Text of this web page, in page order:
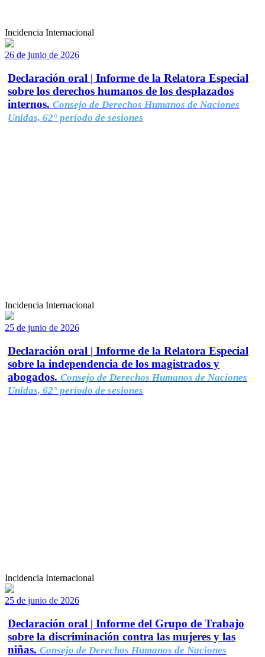
Incidencia Internacional
26 de junio de 2026
Declaración oral | Informe de la Relatora Especial
sobre los derechos humanos de los desplazados
internos. Consejo de Derechos Humanos de Naciones
Unidas, 62° período de sesiones
Incidencia Internacional
25 de junio de 2026
Declaración oral | Informe de la Relatora Especial
sobre la independencia de los magistrados y
abogados. Consejo de Derechos Humanos de Naciones
Unidas, 62° período de sesiones
Incidencia Internacional
25 de junio de 2026
Declaración oral | Informe del Grupo de Trabajo
sobre la discriminación contra las mujeres y las
niñas. Consejo de Derechos Humanos de Naciones